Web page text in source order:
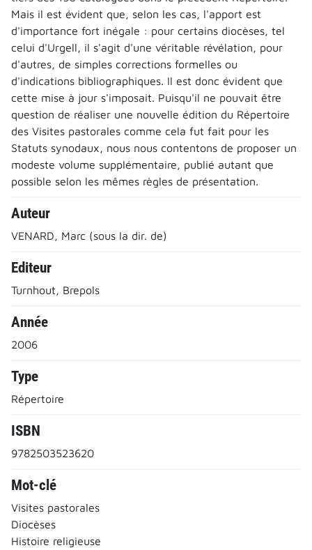
Mais il est évident que, selon les cas, l'apport est
d'importance fort inégale : pour certains diocèses, tel
celui d'Urgell, il s'agit d'une véritable révélation, pour
d'autres, de simples corrections formelles ou
d'indications bibliographiques. Il est donc évident que
cette mise à jour s'imposait. Puisqu'il ne pouvait être
question de réaliser une nouvelle édition du Répertoire
des Visites pastorales comme cela fut fait pour les
Statuts synodaux, nous nous contentons de proposer un
modeste volume supplémentaire, publié autant que
possible selon les mêmes règles de présentation.
Auteur
VENARD, Marc (sous la dir. de)
Editeur
Turnhout, Brepols
Année
2006
Type
Répertoire
ISBN
9782503523620
Mot-clé
Visites pastorales
Diocèses
Histoire religieuse